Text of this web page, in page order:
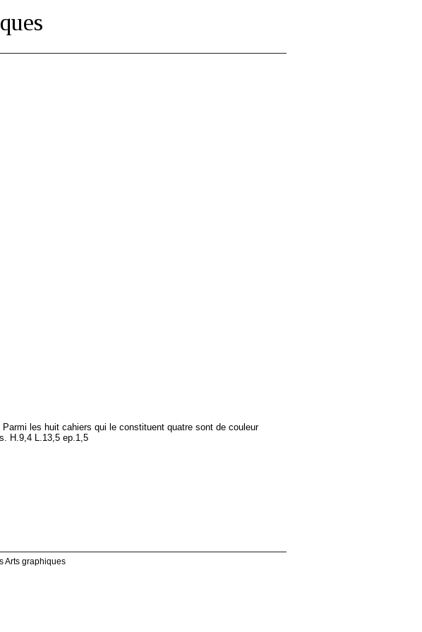
les huit cahiers qui le constituent quatre sont de couleur
H.9,4 L.13,5 ep.1,5
Arts graphiques